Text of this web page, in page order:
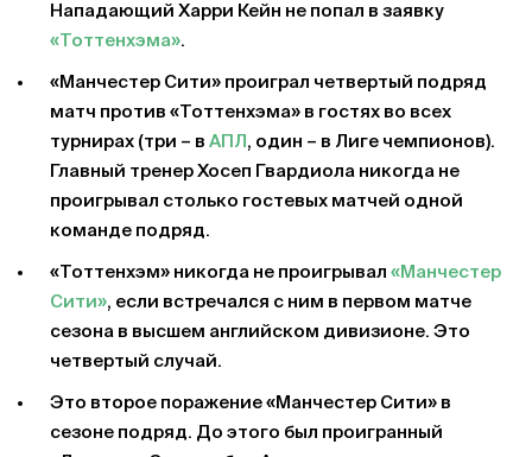
Нападающий Харри Кейн не попал в заявку
«Тоттенхэма».
«Манчестер Сити» проиграл четвертый подряд
матч против «Тоттенхэма» в гостях во всех
турнирах (три – в АПЛ , один – в Лиге чемпионов).
Главный тренер Хосеп Гвардиола никогда не
проигрывал столько гостевых матчей одной
команде подряд.
«Тоттенхэм» никогда не проигрывал «Манчестер
Сити», если встречался с ним в первом матче
сезона в высшем английском дивизионе. Это
четвертый случай.
Это второе поражение «Манчестер Сити» в
сезоне подряд. До этого был проигранный